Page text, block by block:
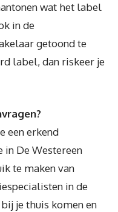
wat het label
in de
getoond te
label, dan riskeer je
een erkend
in De Westereen
te maken van
in de
je thuis komen en